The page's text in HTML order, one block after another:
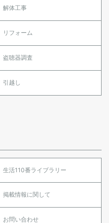
解体工事
リフォーム
盗聴器調査
引越し
生活110番ライブラリー
掲載情報に関して
お問い合わせ